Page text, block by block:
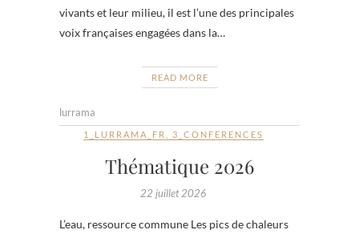
vivants et leur milieu, il est l’une des principales
voix françaises engagées dans la…
READ MORE
lurrama
1_LURRAMA_FR 3_CONFERENCES
Thématique 2026
22 juillet 2026
L’eau, ressource commune Les pics de chaleurs